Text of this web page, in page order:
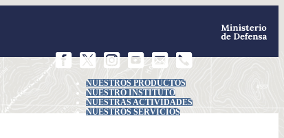
NUESTROS PRODUCTOS
NUESTRO INSTITUTO
NUESTRAS ACTIVIDADES
NUESTROS SERVICIOS